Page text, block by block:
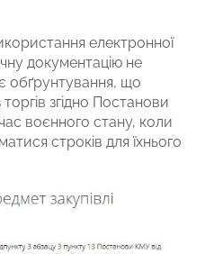
електронної
документацію не
обґрунтування, що
згідно Постанови
воєнного стану, коли
строків для їхнього